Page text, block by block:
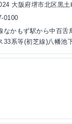
大阪府堺市北区黒
0100
なかもず駅から中百舌
33系等(初芝線)八幡池